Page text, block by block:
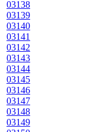
03138
03139
03140
03141
03142
03143
03144
03145
03146
03147
03148
03149